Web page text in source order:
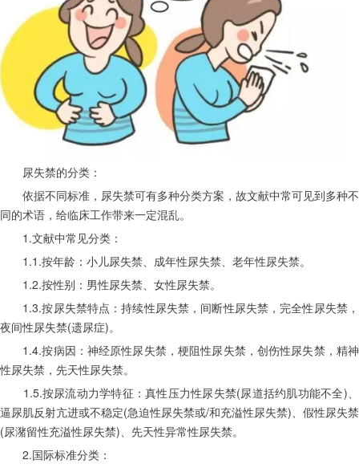
尿失禁的分类：
依据不同标准，尿失禁可有多种分类方案，故文献中常可见到多种不
同的术语，给临床工作带来一定混乱。
1.文献中常见分类：
1.1.按年龄：小儿尿失禁、成年性尿失禁、老年性尿失禁。
1.2.按性别：男性尿失禁、女性尿失禁。
1.3.按尿失禁特点：持续性尿失禁，间断性尿失禁，完全性尿失禁，
夜间性尿失禁(遗尿症)。
1.4.按病因：神经原性尿失禁，梗阻性尿失禁，创伤性尿失禁，精神
性尿失禁，先天性尿失禁。
1.5.按尿流动力学特征：真性压力性尿失禁(尿道括约肌功能不全)、
逼尿肌反射亢进或不稳定(急迫性尿失禁或/和充溢性尿失禁)、假性尿失禁
(尿潴留性充溢性尿失禁)、先天性异常性尿失禁。
2.国际标准分类：